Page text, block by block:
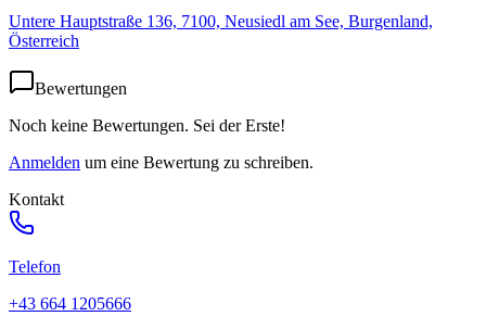
Untere Hauptstraße 136, 7100, Neusiedl am See, Burgenland,
Österreich
Bewertungen
Noch keine Bewertungen. Sei der Erste!
Anmelden um eine Bewertung zu schreiben.
Kontakt
Telefon
+43 664 1205666